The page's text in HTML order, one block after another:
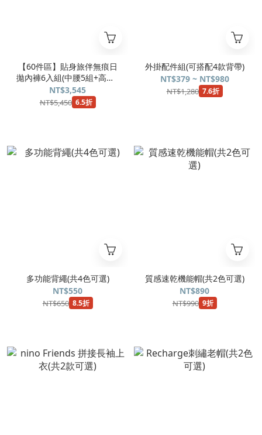
【60件區】貼身旅伴無痕日
拋內褲6入組(中腰5組+高腰5
組)(nininono X SiBra)
NT$3,545
NT$5,450 6.5折
外掛配件組(可搭配4款背帶)
NT$379 ~ NT$980
NT$1,280 7.6折
多功能背繩(共4色可選)
NT$550
NT$650 8.5折
質感速乾機能帽(共2色可選)
NT$890
NT$990 9折